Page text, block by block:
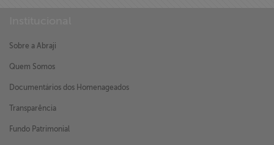
Sobre a Abraji
Quem Somos
Documentários dos Homenageados
Transparência
Fundo Patrimonial